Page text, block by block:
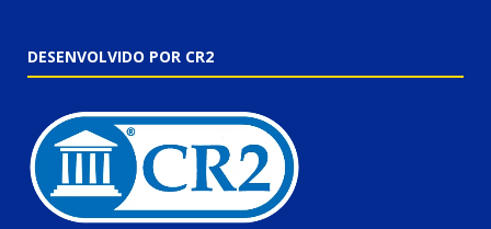
DESENVOLVIDO POR CR2